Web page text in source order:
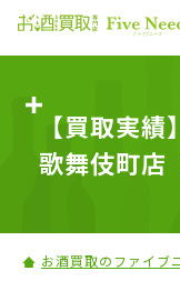
【買取実
歌舞伎町店
お酒買取のファイブ